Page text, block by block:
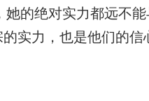
的绝对实力都远不能
实力，也是他们的信